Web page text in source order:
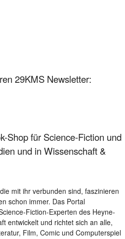
29KMS Newsletter:
Shop für Science-Fiction und
und in Wissenschaft &
mit ihr verbunden sind, faszinieren
schon immer. Das Portal
Fiction-Experten des Heyne-
entwickelt und richtet sich an alle,
Film, Comic und Computerspiel